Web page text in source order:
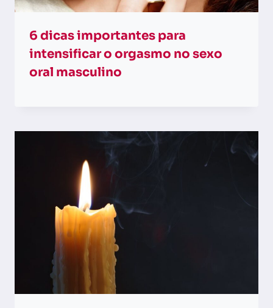
6 dicas importantes para
intensificar o orgasmo no sexo
oral masculino